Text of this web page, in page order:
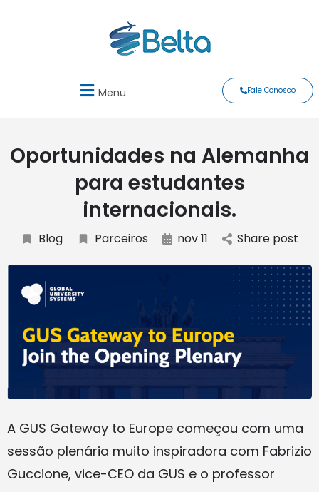
Menu Fale Conosco
Oportunidades na Alemanha
para estudantes
internacionais.
Blog Parceiros nov 11 Share post
A GUS Gateway to Europe começou com uma
sessão plenária muito inspiradora com Fabrizio
Guccione, vice-CEO da GUS e o professor